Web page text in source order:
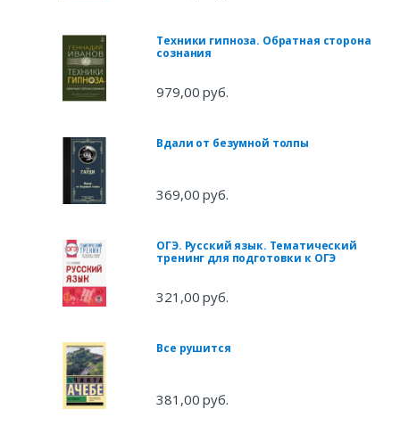
Техники гипноза. Обратная сторона
сознания
979,00 руб.
Вдали от безумной толпы
369,00 руб.
ОГЭ. Русский язык. Тематический
тренинг для подготовки к ОГЭ
321,00 руб.
Все рушится
381,00 руб.